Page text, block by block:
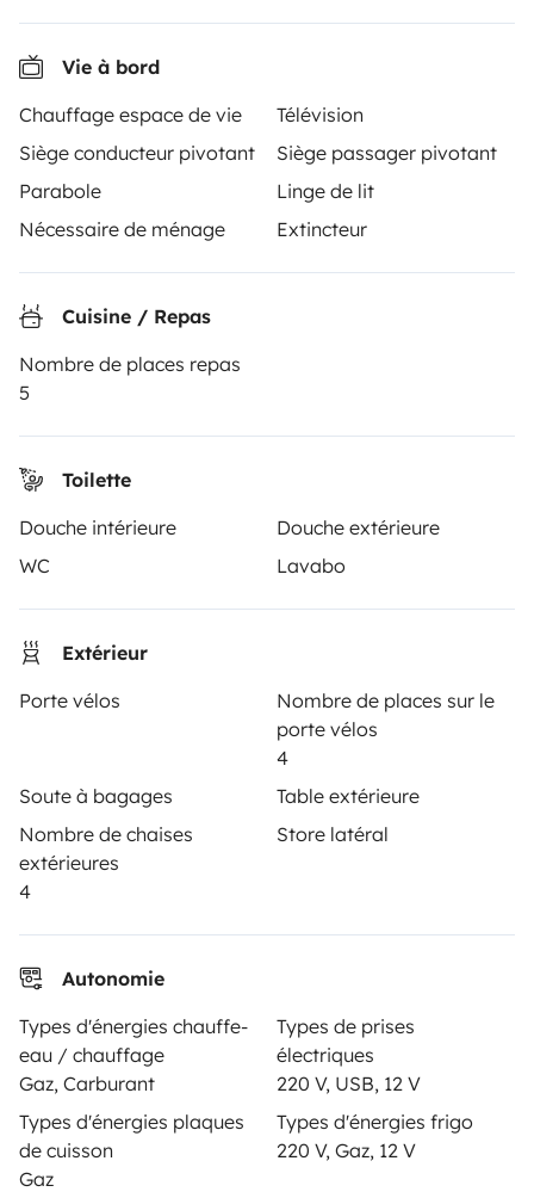
Vie à bord
Chauffage espace de vie
Télévision
Siège conducteur pivotant
Siège passager pivotant
Parabole
Linge de lit
Nécessaire de ménage
Extincteur
Cuisine / Repas
Nombre de places repas
5
Toilette
Douche intérieure
Douche extérieure
WC
Lavabo
Extérieur
Porte vélos
Nombre de places sur le
porte vélos
4
Soute à bagages
Table extérieure
Nombre de chaises
extérieures
4
Store latéral
Autonomie
Types d'énergies chauffe-
eau / chauffage
Gaz, Carburant
Types de prises
électriques
220 V, USB, 12 V
Types d'énergies plaques
de cuisson
Gaz
Types d'énergies frigo
220 V, Gaz, 12 V
4.47/5 sur 3224 avis clients sur Trusted Shops
Instagram
X Facebook
LOCATION CAMPING-CAR
Comment ça marche ?
Louer un camping-car
Les avis de nos clients
Aide locataire
PROPRIÉTAIRES
Déposer une annonce
Assistances location
Aide propriétaire
Paiement en plusieurs fois
Télécharger dans
Disponible sur